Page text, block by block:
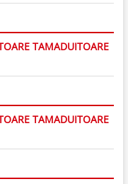
TAMADUITOARE
TAMADUITOARE